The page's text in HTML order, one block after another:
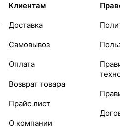
Клиентам
Доставка
Самовывоз
Оплата
Возврат товара
Прайс лист
О компании